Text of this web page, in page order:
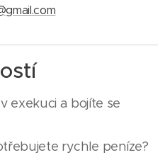
exekuci a bojíte se
rychle peníze?